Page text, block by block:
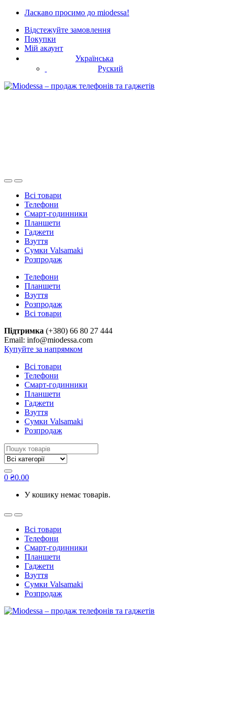
Skip
navigation
Skip
content
Ласкаво просимо до miodessa!
Відстежуйте замовлення
Покупки
Мій акаунт
Українська
Руский
Всі товари
Телефони
Смарт-годинники
Планшети
Гаджети
Взуття
Сумки Valsamaki
Розпродаж
Телефони
Планшети
Взуття
Розпродаж
Всі товари
Підтримка (+380) 66 80 27 444
Email: info@miodessa.com
Купуйте за напрямком
Всі товари
Телефони
Смарт-годинники
Планшети
Гаджети
Взуття
Сумки Valsamaki
Розпродаж
Search
for:
0 ₴0.00
У кошику немає товарів.
Всі товари
Телефони
Смарт-годинники
Планшети
Гаджети
Взуття
Сумки Valsamaki
Розпродаж